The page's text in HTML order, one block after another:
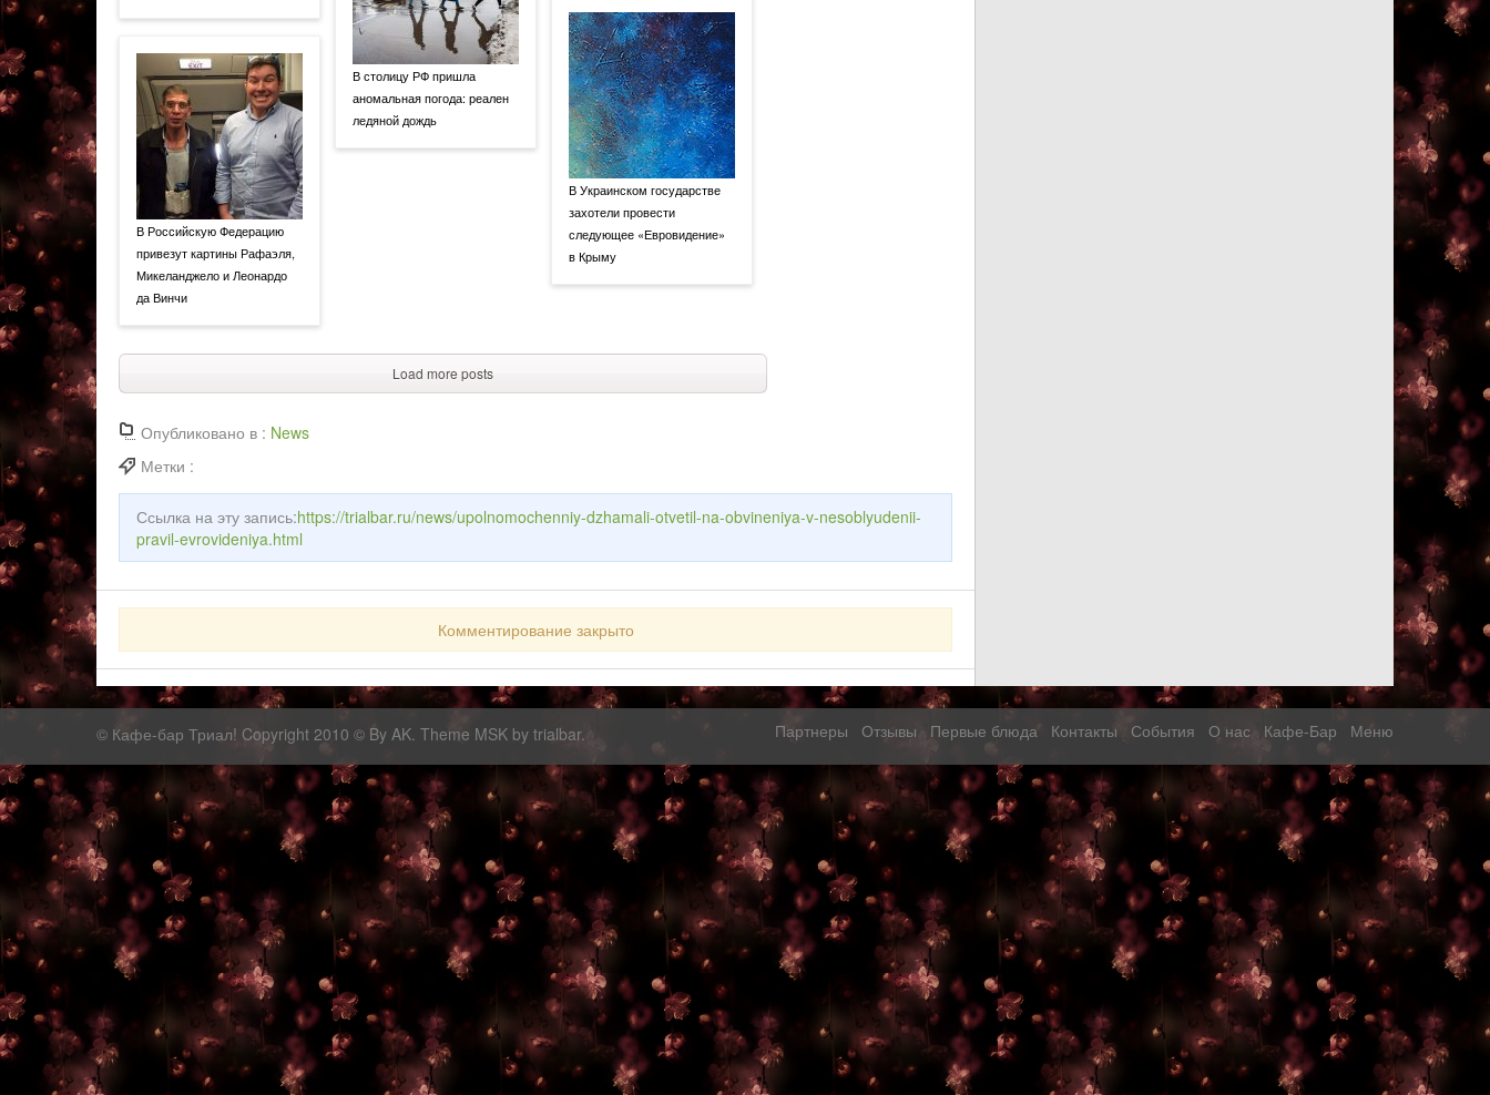
В Российскую Федерацию
привезут картины Рафаэля,
Микеланджело и Леонардо
да Винчи
В столицу РФ пришла
аномальная погода: реален
ледяной дождь
В Украинском государстве
захотели провести
следующее «Евровидение»
в Крыму
Load more posts
Опубликовано в : News
Метки :
Ссылка на эту запись:https://trialbar.ru/news/upolnomochenniy-dzhamali-otvetil-na-obvineniya-v-nesoblyudenii-
pravil-evrovideniya.html
Комментирование закрыто
© Кафе-бар Триал! Copyright 2010 © By AK. Theme MSK by trialbar. Партнеры Отзывы Первые блюда Контакты События О нас Кафе-Бар Меню